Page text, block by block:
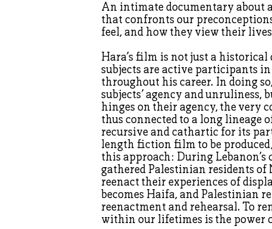
An intimate documentary about
that confronts our
feel, and how they view their
Hara’s film is not just a
subjects are active participants
throughout his career. In doing
subjects’ agency and
hinges on their agency, the very
thus connected to a long
recursive and cathartic for its
length fiction film to be
this approach: During
gathered Palestinian residents of
reenact their experiences of
becomes Haifa, and Palestinian
reenactment and rehearsal. To
within our lifetimes is the power